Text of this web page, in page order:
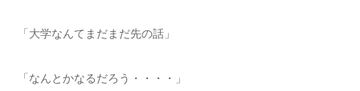
「大学なんてまだまだ先の話」
「なんとかなるだろう・・・・」